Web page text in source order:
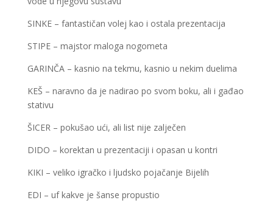
SINKE – fantastičan volej kao i ostala prezentacija
STIPE – majstor maloga nogometa
GARINČA – kasnio na tekmu, kasnio u nekim duelima
KEŠ – naravno da je nadirao po svom boku, ali i gađao
stativu
ŠICER – pokušao ući, ali list nije zalječen
DIDO – korektan u prezentaciji i opasan u kontri
KIKI – veliko igračko i ljudsko pojačanje Bijelih
EDI – uf kakve je šanse propustio